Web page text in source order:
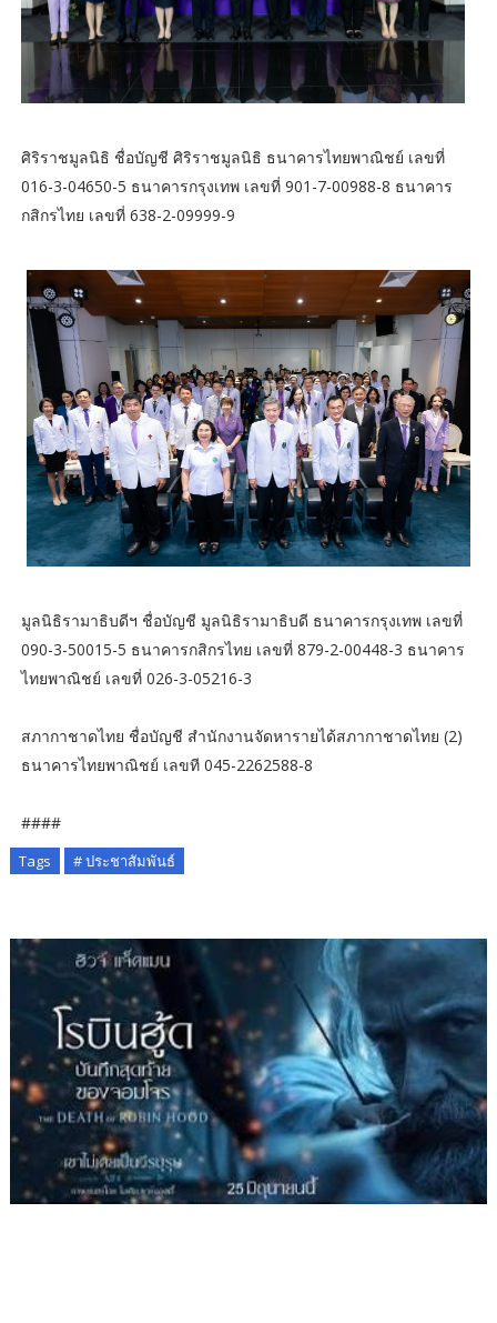
ศิริราชมูลนิธิ ชื่อบัญชี ศิริราชมูลนิธิ ธนาคารไทยพาณิชย์ เลขที่
016-3-04650-5 ธนาคารกรุงเทพ เลขที่ 901-7-00988-8 ธนาคาร
กสิกรไทย เลขที่ 638-2-09999-9
มูลนิธิรามาธิบดีฯ ชื่อบัญชี มูลนิธิรามาธิบดี ธนาคารกรุงเทพ เลขที่
090-3-50015-5 ธนาคารกสิกรไทย เลขที่ 879-2-00448-3 ธนาคาร
ไทยพาณิชย์ เลขที่ 026-3-05216-3
สภากาชาดไทย ชื่อบัญชี สำนักงานจัดหารายได้สภากาชาดไทย (2)
ธนาคารไทยพาณิชย์ เลขที 045-2262588-8
####
Tags # ประชาสัมพันธ์